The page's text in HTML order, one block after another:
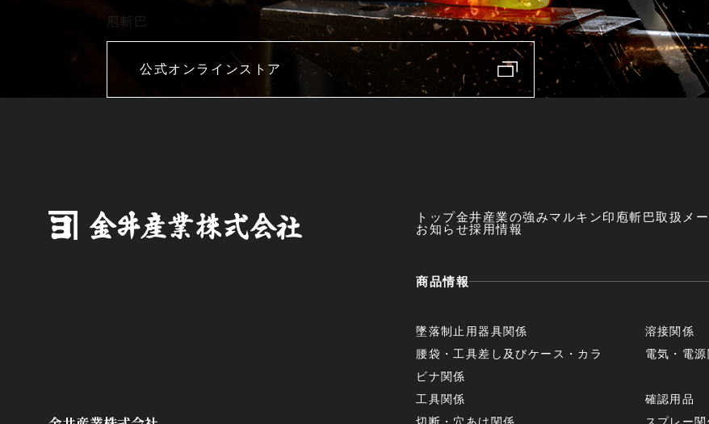
庖斬巴
公式オンラインストア
トップ金井産業の強みマルキン印 庖斬巴取扱メ
お知らせ採用情報
商品情報
墜落制止用器具関係
腰袋・工具差し及びケース・カラ
ビナ関係
工具関係
切断・穴あけ関係
溶接関係
電気・電源
確認用品
スプレー関